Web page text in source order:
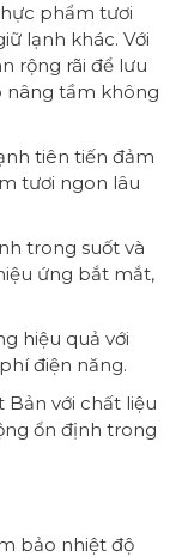
phẩm tươi
lạnh khác. Với
rộng rãi để lưu
nâng tầm không
tiên tiến đảm
tươi ngon lâu
trong suốt và
ứng bắt mắt,
hiệu quả với
điện năng.
với chất liệu
ổn định trong
bảo nhiệt độ